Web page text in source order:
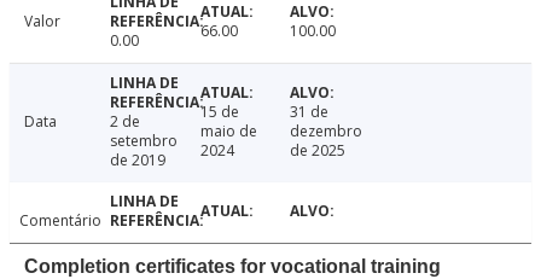
Valor
0.00
66.00 100.00
Data
2 de
setembro
de 2019
15 de
maio de
2024
31 de
dezembro
de 2025
Comentário
Completion certificates for vocational training